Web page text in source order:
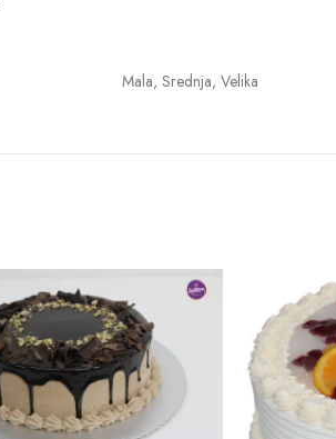
Mala, Srednja, Velika